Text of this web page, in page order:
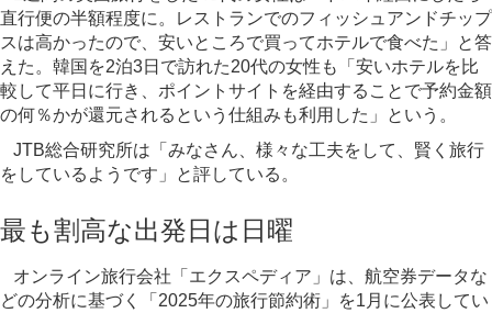
直行便の半額程度に。レストランでのフィッシュアンドチップ
スは高かったので、安いところで買ってホテルで食べた」と答
えた。韓国を2泊3日で訪れた20代の女性も「安いホテルを比
較して平日に行き、ポイントサイトを経由することで予約金額
の何％かが還元されるという仕組みも利用した」という。
JTB総合研究所は「みなさん、様々な工夫をして、賢く旅行
をしているようです」と評している。
最も割高な出発日は日曜
オンライン旅行会社「エクスペディア」は、航空券データな
どの分析に基づく「2025年の旅行節約術」を1月に公表してい